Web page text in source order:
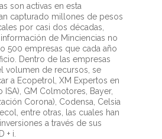
son activas en esta
capturado millones de pesos
por casi dos décadas,
de Minciencias no
500 empresas que cada año
Dentro de las empresas
volumen de recursos, se
a Ecopetrol, XM Expertos en
ISA), GM Colmotores, Bayer,
Corona), Codensa, Celsia
entre otras, las cuales han
a través de sus
+ i.